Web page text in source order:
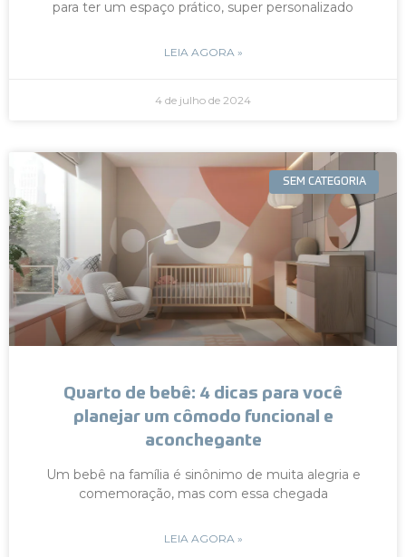
para ter um espaço prático, super personalizado
LEIA AGORA »
4 de julho de 2024
SEM CATEGORIA
Quarto de bebê: 4 dicas para você
planejar um cômodo funcional e
aconchegante
Um bebê na família é sinônimo de muita alegria e
comemoração, mas com essa chegada
LEIA AGORA »